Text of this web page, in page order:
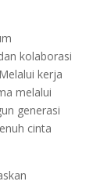
kolaborasi
kerja
melalui
generasi
cinta